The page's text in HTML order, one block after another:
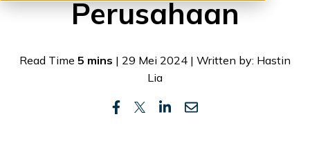
Perusahaan
Read Time 5 mins | 29 Mei 2024 | Written by: Hastin
Lia